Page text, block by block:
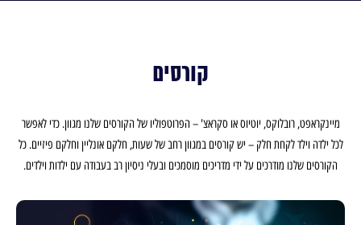
קורסים
מיינקראפט, רובלוקס, יוטיוס או סקראצ' – הפרוטפוליו של הקורסים שלנו מגוון. כדי לאפשר
לכל ילדה וילד לקחת חלק – יש קורסים במגוון רחב של שעות, חלקם אונליין וחלקם פיזיים. כל
הקורסים שלנו מודרכים על ידי מדריכים מוסמכים ובעלי ניסיון רב בעבודה עם ילדות וילדים.